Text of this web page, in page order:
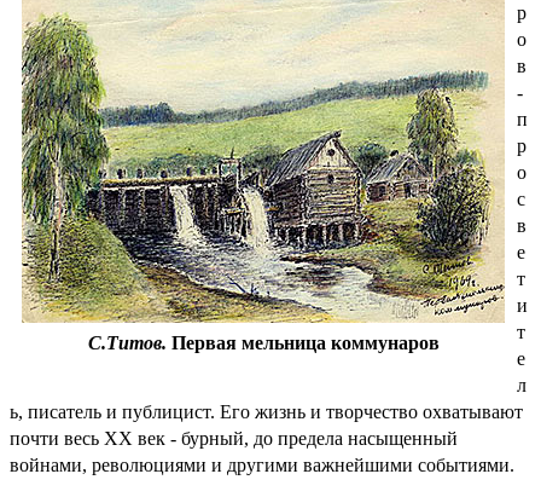
С.Титов. Первая мельница коммунаров
р
о
в
-
п
р
о
с
в
е
т
и
т
е
л
ь, писатель и публицист. Его жизнь и творчество охватывают
почти весь ХХ век - бурный, до предела насыщенный
войнами, революциями и другими важнейшими событиями.